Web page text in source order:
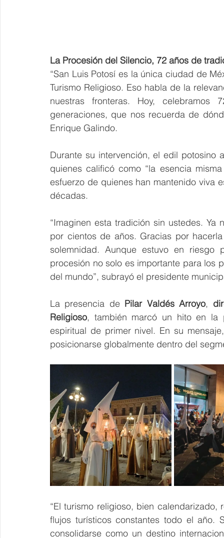
La Procesión del Silencio, 72 años de
“San Luis Potosí es la única ciudad de
Turismo Religioso. Eso habla de la
nuestras fronteras. Hoy,
generaciones, que nos recuerda de
Enrique Galindo.
Durante su intervención, el edil
quienes calificó como “la esencia
esfuerzo de quienes han mantenido viva
décadas.
“Imaginen esta tradición sin ustedes.
por cientos de años. Gracias por
solemnidad. Aunque estuvo en riesgo
procesión no solo es importante para los
del mundo”, subrayó el presidente
La presencia de Pilar Valdés Arroyo,
Religioso, también marcó un hito en la
espiritual de primer nivel. En su
posicionarse globalmente dentro del
“El turismo religioso, bien
flujos turísticos constantes todo el año.
consolidarse como un destino